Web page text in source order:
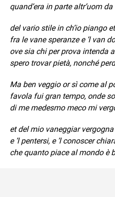
quand’era in parte altr’uom da
del vario stile in ch’io piango
fra le vane speranze e ’l van
ove sia chi per prova intenda
spero trovar pietà, nonché
Ma ben veggio or sì come al
favola fui gran tempo, onde
di me medesmo meco mi
et del mio vaneggiar vergogna
e ’l pentersi, e ’l conoscer
che quanto piace al mondo è